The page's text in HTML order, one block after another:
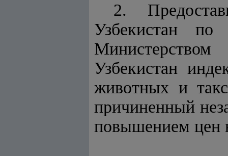
2.
Узбекистан
Министерством
Узбекистан
животных и
причиненный
повышением цен